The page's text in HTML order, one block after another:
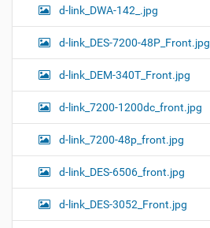
d-link_DWA-142_.jpg
d-link_DES-7200-48P_Front.jpg
d-link_DEM-340T_Front.jpg
d-link_7200-1200dc_front.jpg
d-link_7200-48p_front.jpg
d-link_DES-6506_front.jpg
d-link_DES-3052_Front.jpg